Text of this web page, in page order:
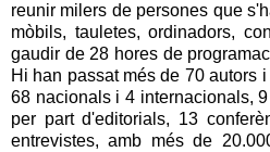
reunir milers de persones que
mòbils, tauletes, ordinadors,
gaudir de 28 hores de
Hi han passat més de 70 autors
68 nacionals i 4 internacionals,
per part d'editorials, 13
entrevistes, amb més de